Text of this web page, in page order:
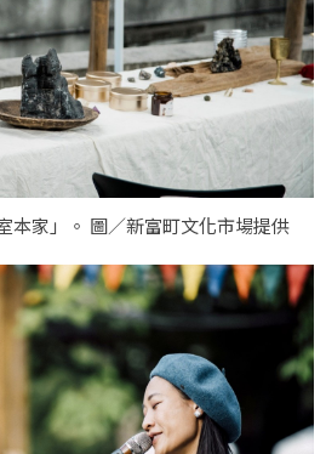
本家」。 圖／新富町文化市場提供